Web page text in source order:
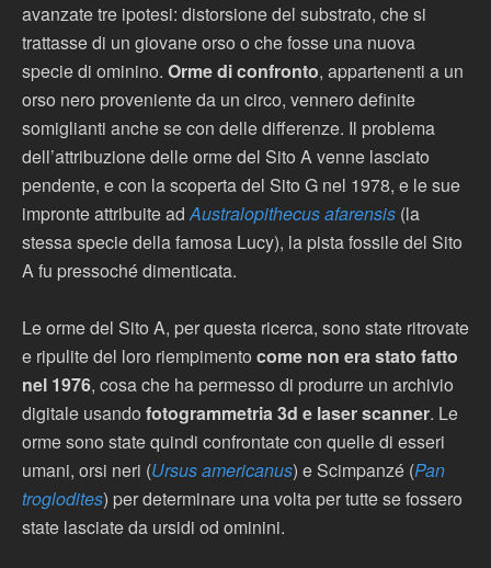
avanzate tre ipotesi: distorsione del substrato, che si
trattasse di un giovane orso o che fosse una nuova
specie di ominino. Orme di confronto, appartenenti a un
orso nero proveniente da un circo, vennero definite
somiglianti anche se con delle differenze. Il problema
dell’attribuzione delle orme del Sito A venne lasciato
pendente, e con la scoperta del Sito G nel 1978, e le sue
impronte attribuite adAustralopithecus afarensis (la
stessa specie della famosa Lucy), la pista fossile del Sito
A fu pressoché dimenticata.
Le orme del Sito A, per questa ricerca, sono state ritrovate
e ripulite del loro riempimento come non era stato fatto
nel 1976, cosa che ha permesso di produrre un archivio
digitale usando fotogrammetria 3d e laser scanner. Le
orme sono state quindi confrontate con quelle di esseri
umani, orsi neri (Ursus americanus) e Scimpanzé (Pan
troglodites) per determinare una volta per tutte se fossero
state lasciate da ursidi od ominini.